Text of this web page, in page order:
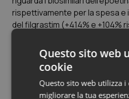
Veneto
Oncoematologia
Oncologia & Nutrizione
Psoriasi & pelle
rispettivamente per la spesa e
del filgrastim (+414% e +104%
Articoli correlati:
Questo sito web
cookie
Questo sito web utilizza i
migliorare la tua